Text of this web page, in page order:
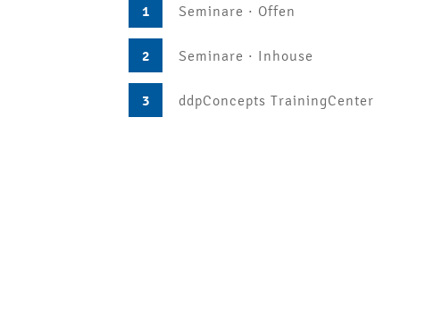
1 Seminare · Offen
2 Seminare · Inhouse
3 ddpConcepts TrainingCenter